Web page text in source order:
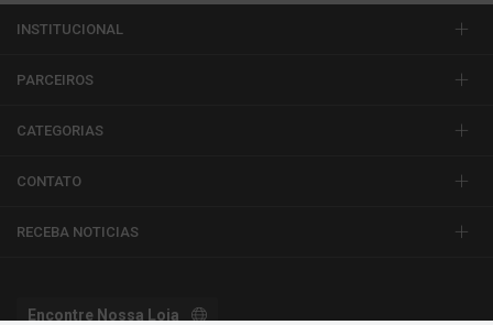
INSTITUCIONAL
PARCEIROS
CATEGORIAS
CONTATO
RECEBA NOTICIAS
Encontre Nossa Loja